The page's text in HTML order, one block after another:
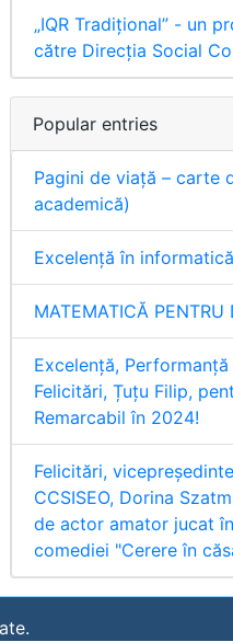
„IQR Tradiţional” - un
către Direcţia Social
Popular entries
Pagini de viață – carte
academică)
Excelență în
MATEMATICĂ PENTRU
Excelență,
Felicitări, Țuțu Filip,
Remarcabil în 2024!
Felicitări,
CCSISEO, Dorina
de actor amator jucat
comediei "Cerere în